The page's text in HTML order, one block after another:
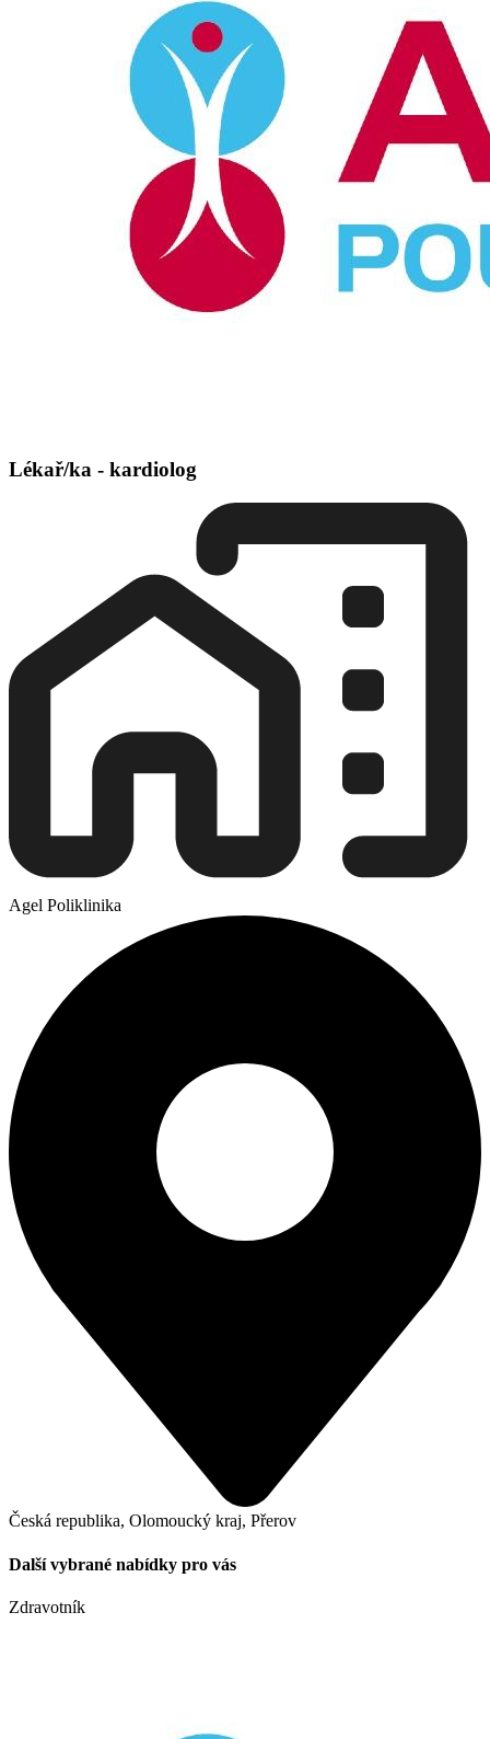
Lékař/ka - kardiolog
Agel Poliklinika
Česká republika, Olomoucký kraj, Přerov
Další vybrané nabídky pro vás
Zdravotník